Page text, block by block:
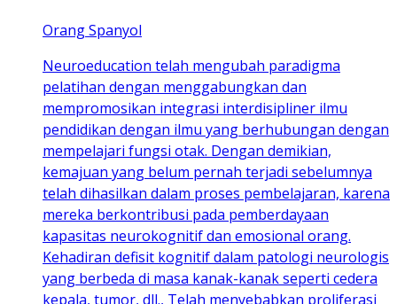
Orang Spanyol
Neuroeducation telah mengubah paradigma
pelatihan dengan menggabungkan dan
mempromosikan integrasi interdisipliner ilmu
pendidikan dengan ilmu yang berhubungan dengan
mempelajari fungsi otak. Dengan demikian,
kemajuan yang belum pernah terjadi sebelumnya
telah dihasilkan dalam proses pembelajaran, karena
mereka berkontribusi pada pemberdayaan
kapasitas neurokognitif dan emosional orang.
Kehadiran defisit kognitif dalam patologi neurologis
yang berbeda di masa kanak-kanak seperti cedera
kepala, tumor, dll., Telah menyebabkan proliferasi